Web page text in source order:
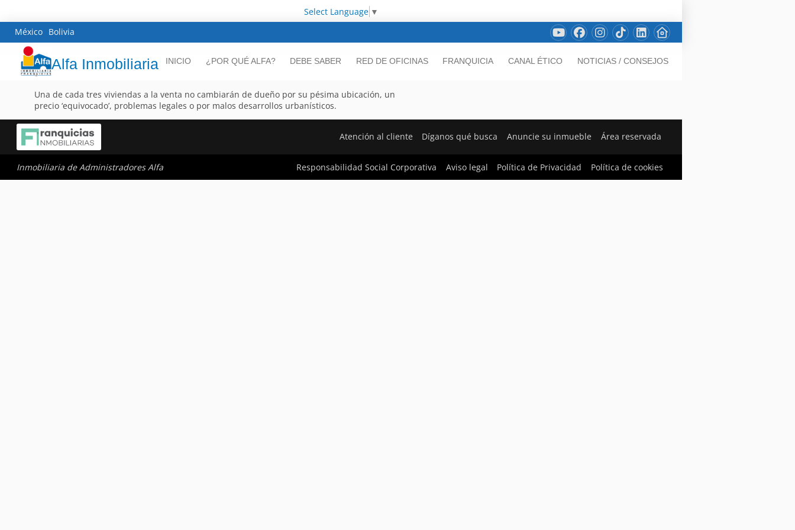
Select Language ▼
México Bolivia
Alfa Inmobiliaria INICIO ¿POR QUÉ ALFA? DEBE SABER RED DE OFICINAS FRANQUICIA CANAL ÉTICO NOTICIAS / CONSEJOS
Una de cada tres viviendas a la venta no cambiarán de dueño por su pésima ubicación, un
precio ‘equivocado’, problemas legales o por malos desarrollos urbanísticos.
Atención al cliente Díganos qué busca Anuncie su inmueble Área reservada
Inmobiliaria de Administradores Alfa Responsabilidad Social Corporativa Aviso legal Política de Privacidad Política de cookies